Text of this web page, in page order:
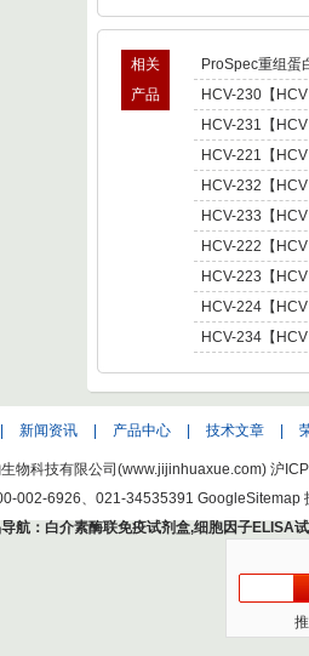
相关
产品
ProSpec重组蛋
HCV-230【
型肝炎病毒
Hepatitis C
HCV-231【
型肝炎病毒
Hepatitis C
HCV-221【
肝炎病毒NS5,
C Virus NS5
HCV-232【
型肝炎病毒
Hepatitis C
HCV-233【
型肝炎病毒
Hepatitis C
HCV-222【
肝炎病毒NS5,
C Virus NS5
HCV-223【
肝炎病毒NS5,
C Virus NS5
HCV-224【
肝炎病毒NS5,
HCV-234【
Hepatitis C Virus
新闻资讯 产品中心 技术文章
物科技有限公司(www.jijinhuaxue.com) 沪
002-6926、021-34535391 GoogleSitemap
航： 白介素酶联免疫试剂盒,细胞因子ELISA